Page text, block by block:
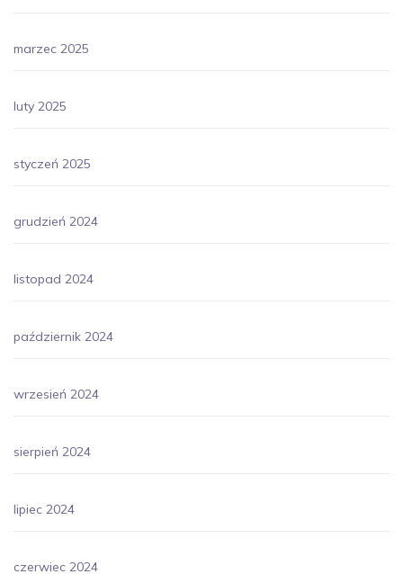
marzec 2025
luty 2025
styczeń 2025
grudzień 2024
listopad 2024
październik 2024
wrzesień 2024
sierpień 2024
lipiec 2024
czerwiec 2024